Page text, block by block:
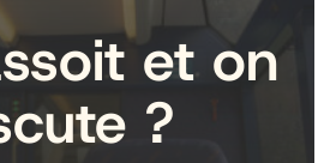
et on
?